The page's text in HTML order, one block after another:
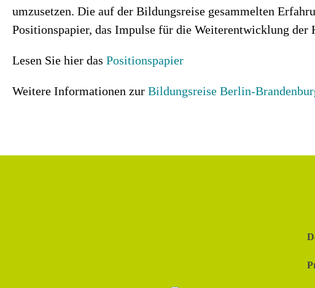
umzusetzen. Die auf der Bildungsreise gesammelten
Positionspapier, das Impulse für die Weiterentwicklung der
Lesen Sie hier das Positionspapier
Weitere Informationen zur Bildungsreise Berlin-